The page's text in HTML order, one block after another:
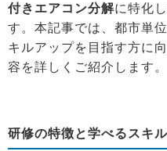
付きエアコン分解に特化
す。本記事では、都市単
キルアップを目指す方に
容を詳しくご紹介します。
研修の特徴と学べるスキル